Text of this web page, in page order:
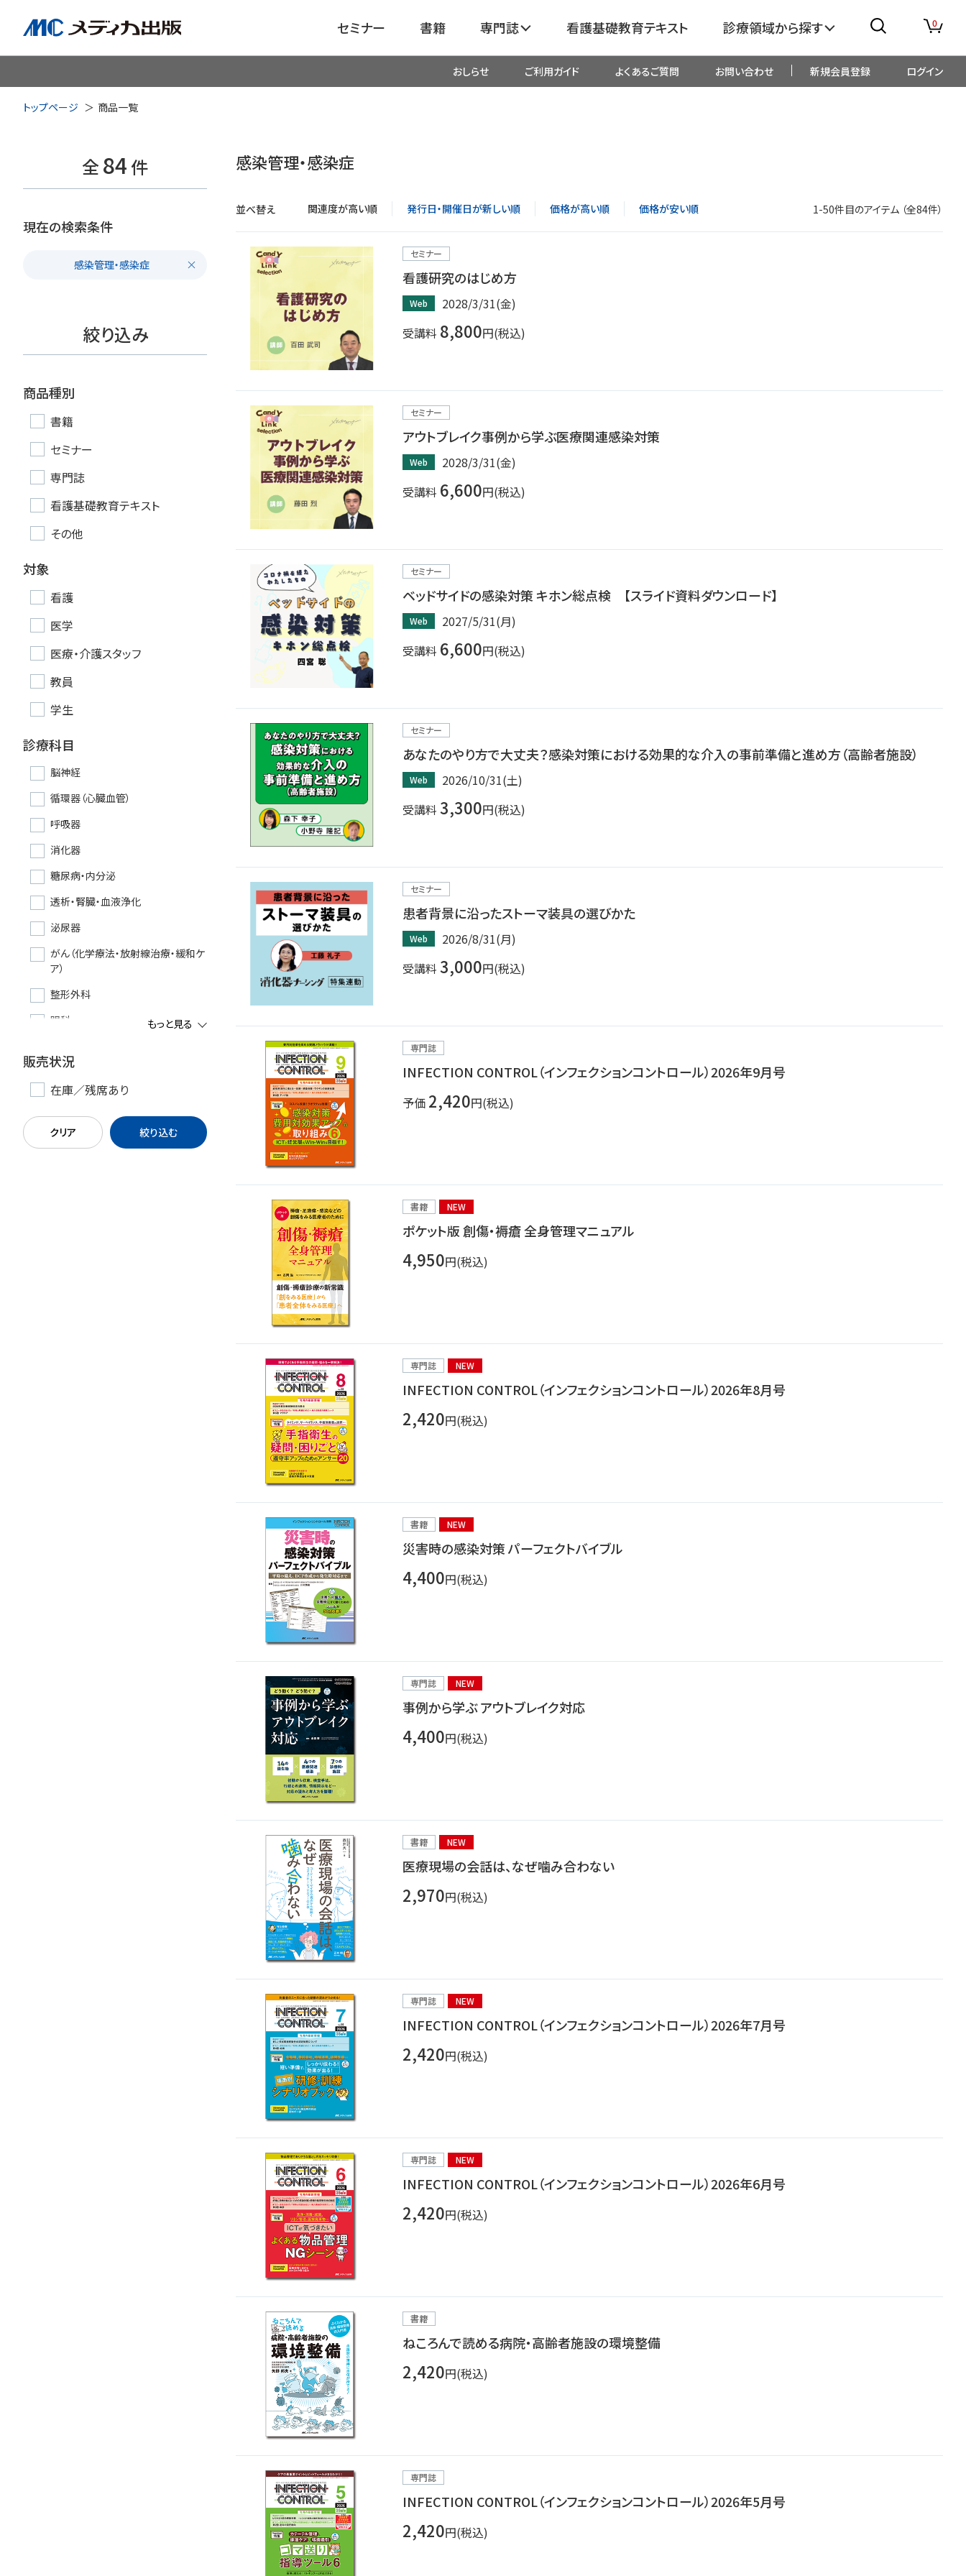
セミナー 書籍 専門誌
看護
医学
栄養
看護基礎教育テキスト 診療領域から探す
脳神経
泌尿器
産科・婦人科・周産期・助産
ICU
リハビリ
医療安全 看護管理 産業保健
高齢者介護
0
おしらせ ご利用ガイド よくあるご質問 お問い合わせ 新規会員登録 ログイン
トップページ 商品一覧
全 84 件
現在の検索条件
感染管理・感染症
絞り込み
商品種別
書籍
セミナー
専門誌
看護基礎教育テキスト
その他
対象
看護
医学
医療・介護スタッフ
教員
学生
診療科目
脳神経
循環器（心臓血管）
呼吸器
消化器
糖尿病・内分泌
透析・腎臓・血液浄化
泌尿器
がん（化学療法・放射線治療・緩和ケ
ア）
整形外科
眼科
皮膚・形成外科
産科・婦人科・周産期・助産
新生児・小児
精神科・心療内科
もっと見る
販売状況
在庫／残席あり
クリア 絞り込む
感染管理・感染症
関連度が高い順 発行日・開催日が新しい順 価格が高い順 価格が安い順
並べ替え 1-50件目のアイテム （全84件）
セミナー
看護研究のはじめ方
Web
2028/3/31(金)
受講料 8,800円(税込)
セミナー
アウトブレイク事例から学ぶ医療関連感染対策
Web
2028/3/31(金)
受講料 6,600円(税込)
セミナー
ベッドサイドの感染対策 キホン総点検 【スライド資料ダウンロード】
Web
2027/5/31(月)
受講料 6,600円(税込)
セミナー
あなたのやり方で大丈夫？感染対策における効果的な介入の事前準備と進め方（高齢者施設）
Web
2026/10/31(土)
受講料 3,300円(税込)
セミナー
患者背景に沿ったストーマ装具の選びかた
Web
2026/8/31(月)
受講料 3,000円(税込)
専門誌
INFECTION CONTROL（インフェクションコントロール）2026年9月号
予価 2,420円(税込)
書籍 NEW
ポケット版 創傷・褥瘡 全身管理マニュアル
4,950円(税込)
専門誌 NEW
INFECTION CONTROL（インフェクションコントロール）2026年8月号
2,420円(税込)
書籍 NEW
災害時の感染対策 パーフェクトバイブル
4,400円(税込)
専門誌 NEW
事例から学ぶ アウトブレイク対応
4,400円(税込)
書籍 NEW
医療現場の会話は、なぜ噛み合わない
2,970円(税込)
専門誌 NEW
INFECTION CONTROL（インフェクションコントロール）2026年7月号
2,420円(税込)
専門誌 NEW
INFECTION CONTROL（インフェクションコントロール）2026年6月号
2,420円(税込)
書籍
ねころんで読める病院・高齢者施設の環境整備
2,420円(税込)
専門誌
INFECTION CONTROL（インフェクションコントロール）2026年5月号
2,420円(税込)